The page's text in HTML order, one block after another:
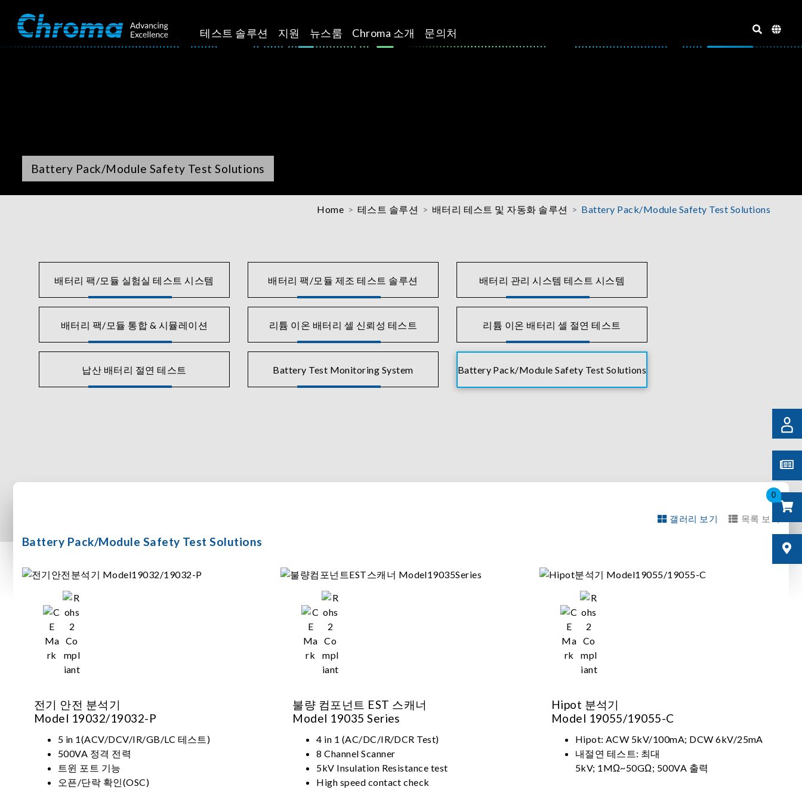
테스트 솔루션 지원 뉴스룸 Chroma 소개 문의처
0
Battery Pack/Module Safety Test Solutions
Home 테스트 솔루션 배터리 테스트 및 자동화 솔루션 Battery Pack/Module Safety Test Solutions
배터리 팩/모듈 실험실 테스트 시스템 배터리 팩/모듈 제조 테스트 솔루션 배터리 관리 시스템 테스트 시스템
배터리 팩/모듈 통합 & 시뮬레이션 리튬 이온 배터리 셀 신뢰성 테스트 리튬 이온 배터리 셀 절연 테스트
납산 배터리 절연 테스트 Battery Test Monitoring System Battery Pack/Module Safety Test Solutions
갤러리 보기 목록 보기
Battery Pack/Module Safety Test Solutions
전기 안전 분석기
Model 19032/19032-P
5 in 1(ACV/DCV/IR/GB/LC 테스트)
500VA 정격 전력
트윈 포트 기능
오픈/단락 확인(OSC)
불량 컴포넌트 EST 스캐너
Model 19035 Series
4 in 1 (AC/DC/IR/DCR Test)
8 Channel Scanner
5kV Insulation Resistance test
High speed contact check
Hipot 분석기
Model 19055/19055-C
Hipot: ACW 5kV/100mA; DCW 6kV/25mA
내절연 테스트: 최대
5kV; 1MΩ~50GΩ; 500VA 출력